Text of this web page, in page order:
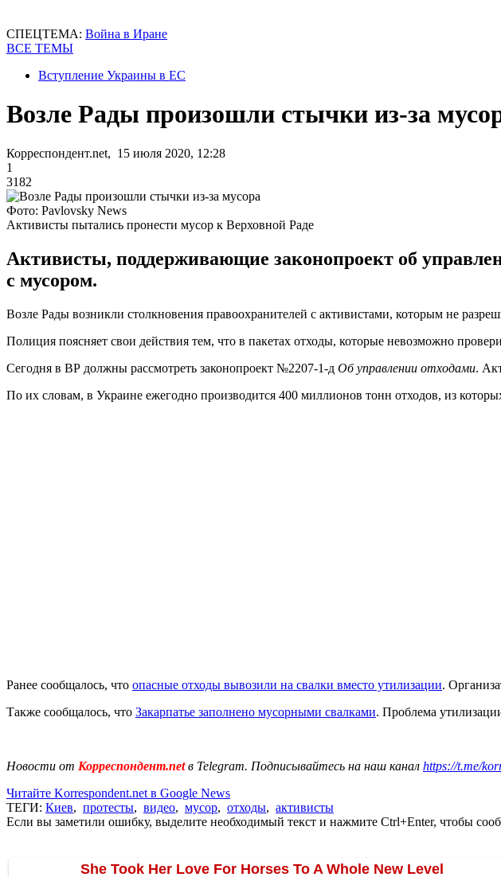
СПЕЦТЕМА: Война в Иране
ВСЕ ТЕМЫ
Вступление Украины в ЕС
Возле Рады произошли стычки из-за
Корреспондент.net, 15 июля 2020, 12:28
1
3182
Фото: Pavlovsky News
Активисты пытались пронести мусор к Верховной Раде
Активисты, поддерживающие законопроект об
с мусором.
Возле Рады возникли столкновения правоохранителей с активистами, которым не
Полиция поясняет свои действия тем, что в пакетах отходы, которые невозможно
Сегодня в ВР должны рассмотреть законопроект №2207-1-д Об управлении отходами.
По их словам, в Украине ежегодно производится 400 миллионов тонн отходов, из
Ранее сообщалось, что опасные отходы вывозили на свалки вместо утилизации.
Также сообщалось, что Закарпатье заполнено мусорными свалками. Проблема
Новости от Корреспондент.netв Telegram. Подписывайтесь на наш канал https://t.me/
Читайте Korrespondent.net в Google News
ТЕГИ: Киев, протесты, видео, мусор, отходы, активисты
Если вы заметили ошибку, выделите необходимый текст и нажмите Ctrl+Enter, чтобы